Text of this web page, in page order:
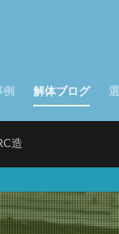
例 解体ブログ
造